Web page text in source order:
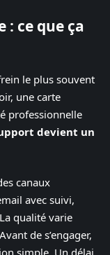
: ce que ça
le plus souvent
une carte
professionnelle
devient un
canaux
avec suivi,
qualité varie
de s’engager,